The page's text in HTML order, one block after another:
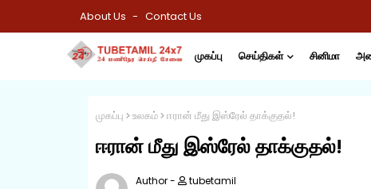
About Us Contact Us
முகப்பு செய்திகள் சினிமா
முகப்பு உலகம் ஈரான் மீது இஸ்ரேல் தாக்குதல்!
ஈரான் மீது இஸ்ரேல் தாக்குதல்!
tubetamil